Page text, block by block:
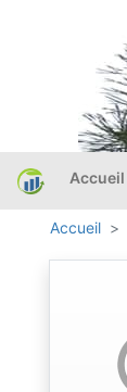
Accueil
Accueil